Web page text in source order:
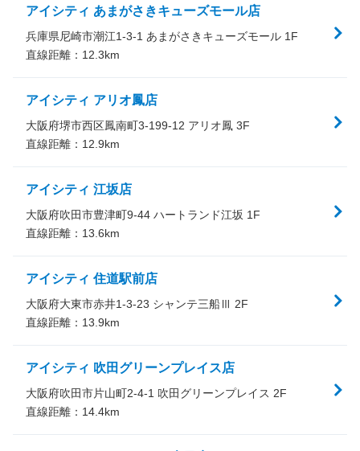
アイシティ あまがさきキューズモール店
兵庫県尼崎市潮江1-3-1 あまがさきキューズモール 1F
直線距離： 12.3km
アイシティ アリオ鳳店
大阪府堺市西区鳳南町3-199-12 アリオ鳳 3F
直線距離： 12.9km
アイシティ 江坂店
大阪府吹田市豊津町9-44 ハートランド江坂 1F
直線距離： 13.6km
アイシティ 住道駅前店
大阪府大東市赤井1-3-23 シャンテ三船Ⅲ 2F
直線距離： 13.9km
アイシティ 吹田グリーンプレイス店
大阪府吹田市片山町2-4-1 吹田グリーンプレイス 2F
直線距離： 14.4km